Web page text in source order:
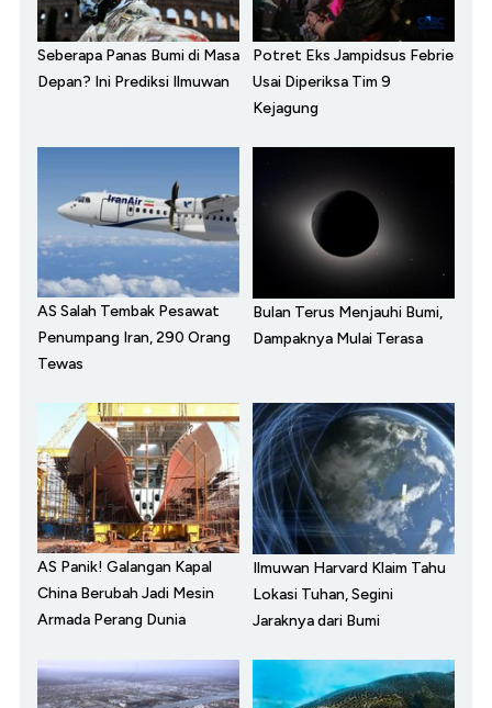
Seberapa Panas Bumi di Masa
Depan? Ini Prediksi Ilmuwan
Potret Eks Jampidsus Febrie
Usai Diperiksa Tim 9
Kejagung
AS Salah Tembak Pesawat
Penumpang Iran, 290 Orang
Tewas
Bulan Terus Menjauhi Bumi,
Dampaknya Mulai Terasa
AS Panik! Galangan Kapal
China Berubah Jadi Mesin
Armada Perang Dunia
Ilmuwan Harvard Klaim Tahu
Lokasi Tuhan, Segini
Jaraknya dari Bumi